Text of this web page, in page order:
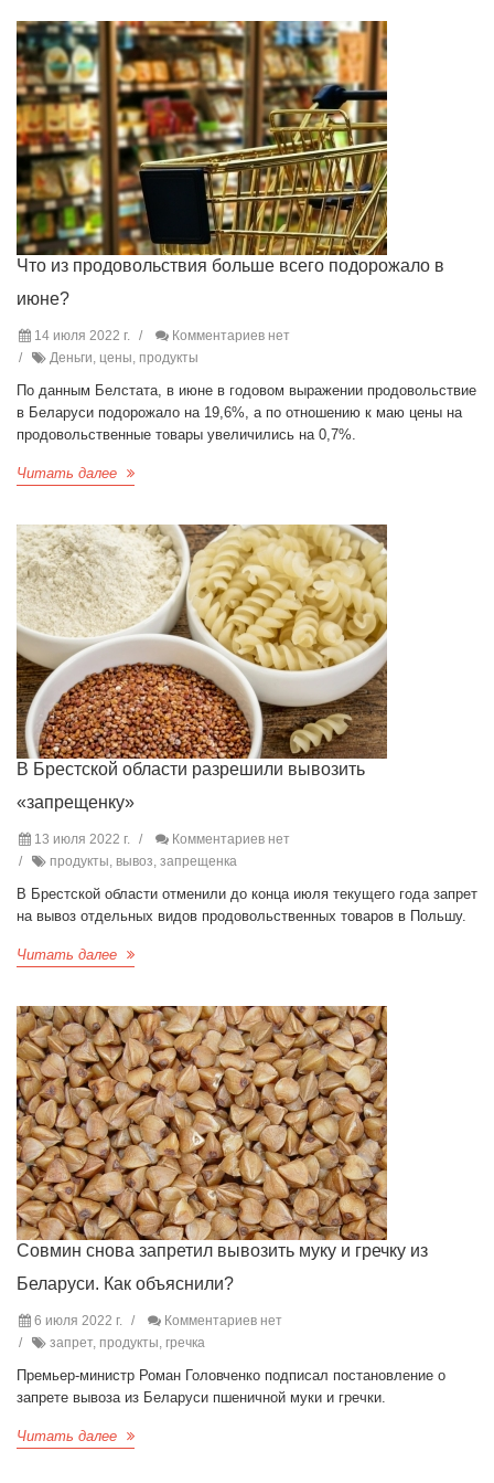
Что из продовольствия больше всего подорожало в
июне?
14 июля 2022 г.
Комментариев нет
Деньги, цены, продукты
По данным Белстата, в июне в годовом выражении продовольствие
в Беларуси подорожало на 19,6%, а по отношению к маю цены на
продовольственные товары увеличились на 0,7%.
Читать далее
В Брестской области разрешили вывозить
«запрещенку»
13 июля 2022 г.
Комментариев нет
продукты, вывоз, запрещенка
В Брестской области отменили до конца июля текущего года запрет
на вывоз отдельных видов продовольственных товаров в Польшу.
Читать далее
Совмин снова запретил вывозить муку и гречку из
Беларуси. Как объяснили?
6 июля 2022 г.
Комментариев нет
запрет, продукты, гречка
Премьер-министр Роман Головченко подписал постановление о
запрете вывоза из Беларуси пшеничной муки и гречки.
Читать далее